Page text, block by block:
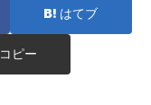
はてブ
コピー